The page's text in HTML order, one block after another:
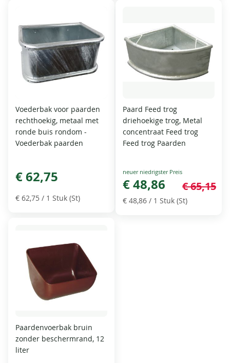
Voederbak voor paarden
rechthoekig, metaal met
ronde buis rondom -
Voederbak paarden
€ 62,75
€ 62,75 / 1 Stuk (St)
Paard Feed trog
driehoekige trog, Metal
concentraat Feed trog
Feed trog Paarden
Special
Price
€ 48,86 € 65,15
€ 48,86 / 1 Stuk (St)
Paardenvoerbak bruin
zonder beschermrand, 12
liter